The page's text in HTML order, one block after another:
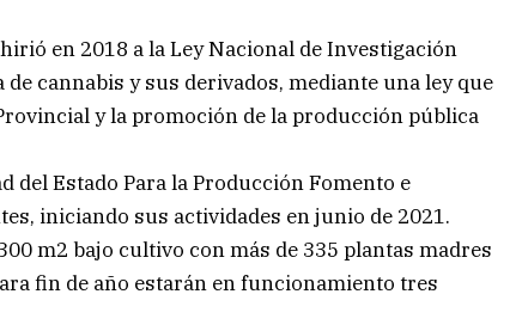
en 2018 a la Ley Nacional de Investigación
cannabis y sus derivados, mediante una ley que
y la promoción de la producción pública
del Estado Para la Producción Fomento e
iniciando sus actividades en junio de 2021.
m2 bajo cultivo con más de 335 plantas madres
fin de año estarán en funcionamiento tres